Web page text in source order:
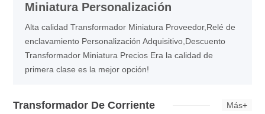
Miniatura Personalización
Alta calidad Transformador Miniatura Proveedor,Relé de
enclavamiento Personalización Adquisitivo,Descuento
Transformador Miniatura Precios Era la calidad de
primera clase es la mejor opción!
Transformador De Corriente Más+